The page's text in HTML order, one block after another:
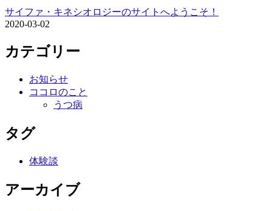
サイファ・キネシオロジーのサイトへようこそ！
2020-03-02
カテゴリー
お知らせ
ココロのこと
うつ病
タグ
体験談
アーカイブ